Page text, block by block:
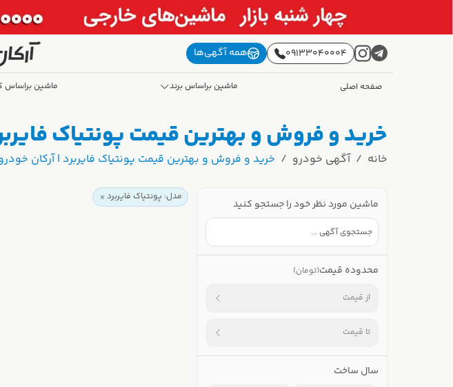
09133040004 همه آگهی‌ها
صفحه اصلی ماشین براساس برند ماشین براساس
خرید و فروش و بهترین قیمت پونتیاک
خانه آگهی خودرو خرید و فروش و بهترین قیمت پونتیاک فایربرد | آرکان
ماشین مورد نظر خود را جستجو کنید
محدوده قیمت(تومان)
از قیمت
تا قیمت
سال ساخت
مدل: پونتیاک فایربرد